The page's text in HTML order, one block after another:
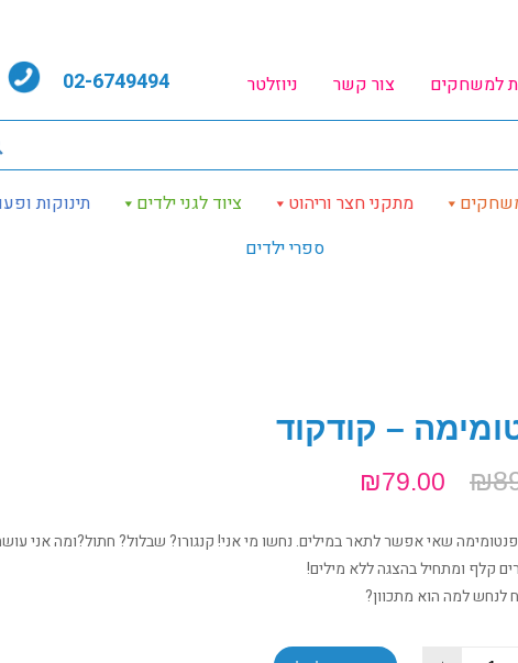
למשחקים צור קשר ניוזלטר 02-6749494
מתקני חצר וריהוט ציוד לגני ילדים תינוקות
ספרי ילדים
– קודקוד
₪
₪79.00
שאי אפשר לתאר במילים. נחשו מי אני! קנגורו? שבלול? חתול?ומה אני
קלף ומתחיל בהצגה ללא מילים!
לנחש למה הוא מתכוון?